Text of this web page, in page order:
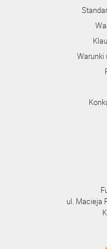
Warunki
ul. Macieja